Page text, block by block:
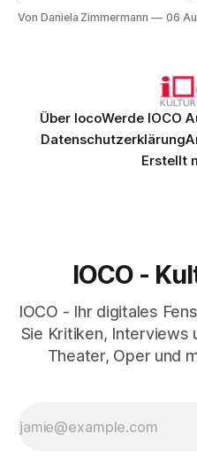
psychologische Tiefe mit
Von Daniela Zimmermann 06
Über IocoWerde IOCO
Datenschutzerklärung
Erstellt
IOCO -
IOCO - Ihr digitales
Sie Kritiken, Interviews
Theater, Oper und